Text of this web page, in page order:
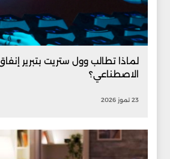
لماذا تطالب وول ستريت بتبرير
الاصطناعي؟
23 تموز 2026